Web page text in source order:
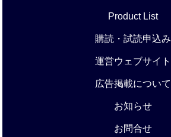
Product List
購読・試読申込み
運営ウェブサイト
広告掲載について
お知らせ
お問合せ